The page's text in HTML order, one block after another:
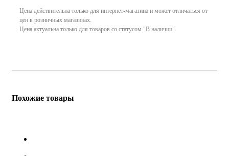
Цена действительна только для интернет-магазина и может отличаться от
цен в розничных магазинах.
Цена актуальна только для товаров со статусом "В наличии".
Похожие товары